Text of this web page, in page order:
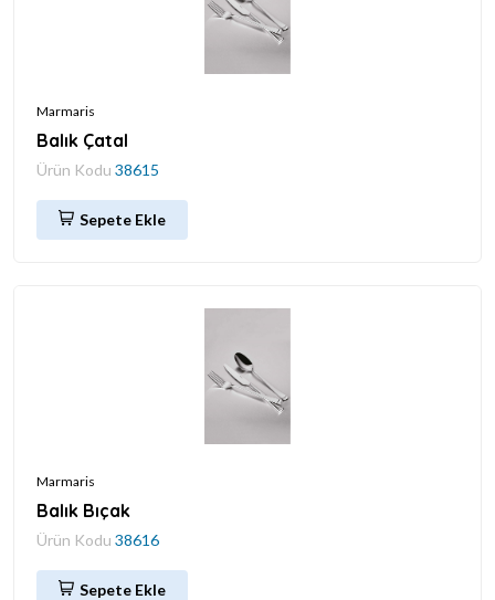
Marmaris
Balık Çatal
Ürün Kodu 38615
Sepete Ekle
Marmaris
Balık Bıçak
Ürün Kodu 38616
Sepete Ekle